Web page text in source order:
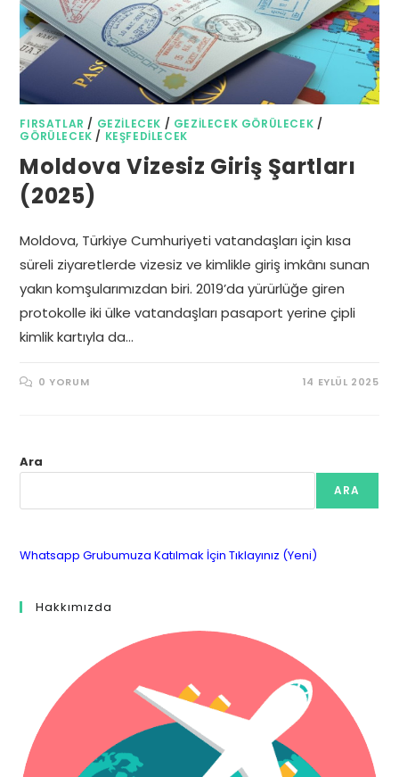
FIRSATLAR / GEZILECEK / GEZILECEK GÖRÜLECEK /
GÖRÜLECEK / KEŞFEDILECEK
Moldova Vizesiz Giriş Şartları
(2025)
Moldova, Türkiye Cumhuriyeti vatandaşları için kısa
süreli ziyaretlerde vizesiz ve kimlikle giriş imkânı sunan
yakın komşularımızdan biri. 2019’da yürürlüğe giren
protokolle iki ülke vatandaşları pasaport yerine çipli
kimlik kartıyla da…
0 YORUM 14 EYLÜL 2025
Ara
ARA
Whatsapp Grubumuza Katılmak İçin Tıklayınız (Yeni)
Hakkımızda